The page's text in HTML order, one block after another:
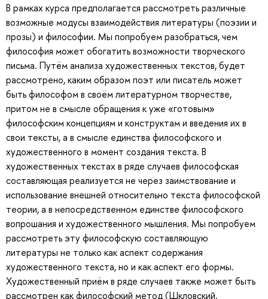
В рамках курса предполагается рассмотреть различные
возможные модусы взаимодействия литературы (поэзии и
прозы) и философии. Мы попробуем разобраться, чем
философия может обогатить возможности творческого
письма. Путём анализа художественных текстов, будет
рассмотрено, каким образом поэт или писатель может
быть философом в своём литературном творчестве,
притом не в смысле обращения к уже «готовым»
философским концепциям и конструктам и введения их в
свои тексты, а в смысле единства философского и
художественного в момент создания текста. В
художественных текстах в ряде случаев философская
составляющая реализуется не через заимствование и
использование внешней относительно текста философской
теории, а в непосредственном единстве философского
вопрошания и художественного мышления. Мы попробуем
рассмотреть эту философскую составляющую
литературы не только как аспект содержания
художественного текста, но и как аспект его формы.
Художественный приём в ряде случаев также может быть
рассмотрен как философский метод (Шкловский,